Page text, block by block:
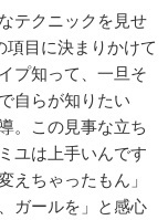
テクニックを見せ
項目に決まりかけて
プ知って、一旦そ
自らが知りたい
。この見事な立ち
ユは上手いんです
えちゃったもん」
ガールを」と感心